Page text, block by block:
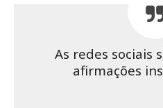
As redes sociais
afirmações